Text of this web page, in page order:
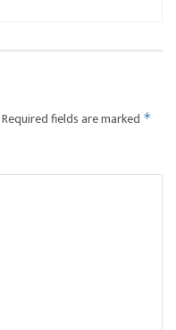
Required fields are marked *